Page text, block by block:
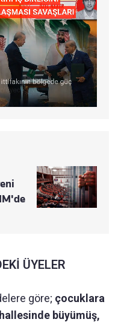
ÜYELER
göre; çocuklara
büyümüş,